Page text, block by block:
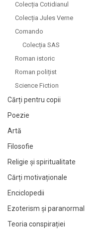
Colecția Cotidianul
Colecția Jules Verne
Comando
Colecția SAS
Roman istoric
Roman polițist
Science Fiction
Cărți pentru copii
Poezie
Artă
Filosofie
Religie și spiritualitate
Cărți motivaționale
Enciclopedii
Ezoterism și paranormal
Teoria conspirației